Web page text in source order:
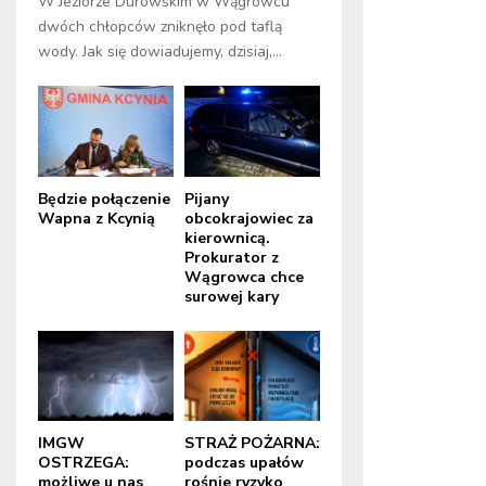
dwóch chłopców zniknęło pod taflą
wody. Jak się dowiadujemy, dzisiaj,...
Będzie połączenie
Wapna z Kcynią
Pijany
obcokrajowiec za
kierownicą.
Prokurator z
Wągrowca chce
surowej kary
IMGW
OSTRZEGA:
STRAŻ POŻARNA:
podczas upałów